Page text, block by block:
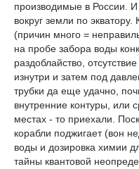
производимые в России. И
вокруг земли по экватору.
(причин много =
на пробе забора воды
раздоблайство,
изнутри и затем под
трубки да еще удачно,
внутренние контуры, или
местах - то приехали.
корабли поджигает (вон
воды и дозировка химии
тайны квантовой